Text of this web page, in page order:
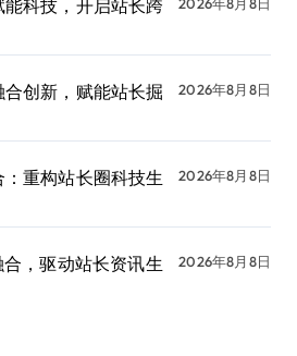
科技，开启站长跨
创新，赋能站长掘
2026年8月8日
重构站长圈科技生
2026年8月8日
，驱动站长资讯生
2026年8月8日